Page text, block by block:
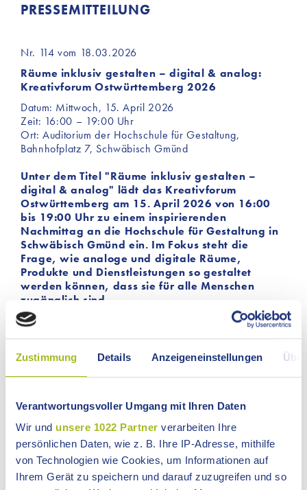
Zustimmung Details Anzeigeneinstellungen
Verantwortungsvoller Umgang mit Ihren Daten
Wir und unsere 1022 Partner verarbeiten Ihre
persönlichen Daten, wie z. B. Ihre IP-Adresse, mithilfe
von Technologien wie Cookies, um Informationen auf
Ihrem Gerät zu speichern und darauf zuzugreifen und so
PRESSEMITTEILUNG
Nr. 114 vom 18.03.2026
Räume inklusiv gestalten – digital & analog:
Kreativforum Ostwürttemberg 2026
Datum: Mittwoch, 15. April 2026
Zeit: 16:00 – 19:00 Uhr
Ort: Auditorium der Hochschule für Gestaltung,
Bahnhofplatz 7, Schwäbisch Gmünd
Unter dem Titel "Räume inklusiv gestalten –
digital & analog" lädt das Kreativforum
Ostwürttemberg am 15. April 2026 von 16:00
bis 19:00 Uhr zu einem inspirierenden
Nachmittag an die Hochschule für Gestaltung in
Schwäbisch Gmünd ein. Im Fokus steht die
Frage, wie analoge und digitale Räume,
Produkte und Dienstleistungen so gestaltet
werden können, dass sie für alle Menschen
zugänglich sind.
Inklusion beginnt bei der Gestaltung. Ob im digitalen
Raum, bei Produkten oder in der Architektur – überall
kann ungewollte Ausgrenzung entstehen. Das
gelingt, warum sie Mehrwert schafft und wie
unterschiedlicher Bedürfnisse profitieren können.
Nach der Begrüßung durch Nadine Kaiser,
Geschäftsführerin der Wirtschaftsförderungs-gesellschaft
mbH Ostwürttemberg (WiRO), geben vier
Impulsvorträge Einblicke in inklusive Ansätze und